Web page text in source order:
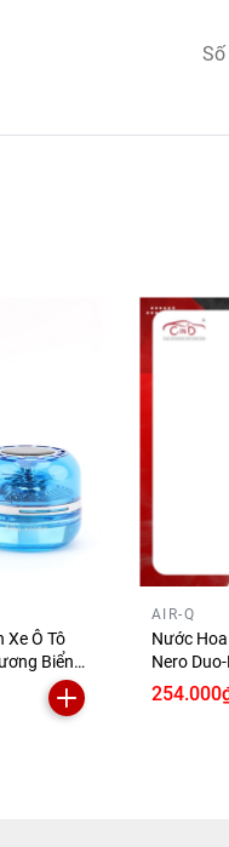
Xe Ô Tô
Biển
Khử
Nhiều
AIR-Q
Nước Hoa
Nero
4 Red